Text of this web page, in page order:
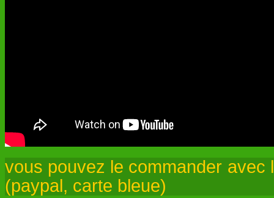
vous pouvez le commander avec
(paypal, carte bleue)